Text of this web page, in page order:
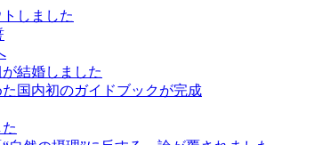
しました
結婚しました
国内初のガイドブックが完成